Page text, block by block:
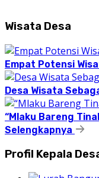
Wisata Desa
Empat Potensi
Desa Wisata
“Mlaku Bareng
Selengkapnya
Profil Kepala